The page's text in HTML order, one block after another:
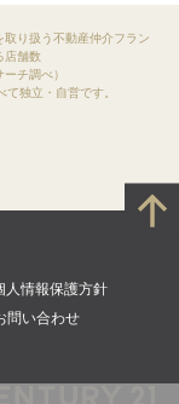
り扱う不動産仲介フラン
店舗数
チ調べ）
独立・自営です。
人情報保護方針
問い合わせ